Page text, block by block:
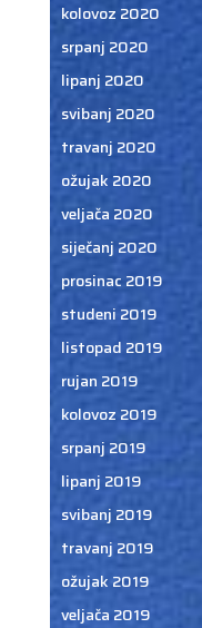
kolovoz 2020
srpanj 2020
lipanj 2020
svibanj 2020
travanj 2020
ožujak 2020
veljača 2020
siječanj 2020
prosinac 2019
studeni 2019
listopad 2019
rujan 2019
kolovoz 2019
srpanj 2019
lipanj 2019
svibanj 2019
travanj 2019
ožujak 2019
veljača 2019